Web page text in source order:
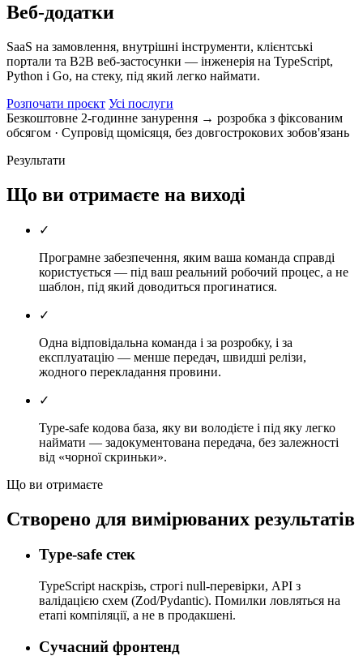
Веб-додатки
SaaS на замовлення, внутрішні інструменти, клієнтські
портали та B2B веб-застосунки — інженерія на TypeScript,
Python і Go, на стеку, під який легко наймати.
Розпочати проєкт Усі послуги
Безкоштовне 2-годинне занурення → розробка з фіксованим
обсягом · Супровід щомісяця, без довгострокових зобов'язань
Результати
Що ви отримаєте на виході
✓
Програмне забезпечення, яким ваша команда справді
користується — під ваш реальний робочий процес, а не
шаблон, під який доводиться прогинатися.
✓
Одна відповідальна команда і за розробку, і за
експлуатацію — менше передач, швидші релізи,
жодного перекладання провини.
✓
Type-safe кодова база, яку ви володієте і під яку легко
наймати — задокументована передача, без залежності
від «чорної скриньки».
Що ви отримаєте
Створено для вимірюваних результатів
Type-safe стек
TypeScript наскрізь, строгі null-перевірки, API з
валідацією схем (Zod/Pydantic). Помилки ловляться на
етапі компіляції, а не в продакшені.
Сучасний фронтенд